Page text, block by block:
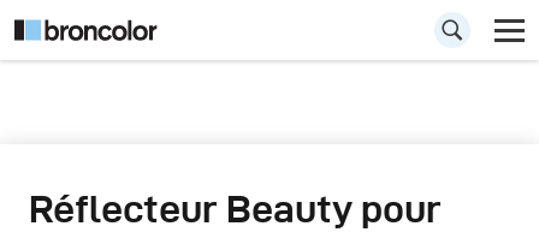
Réflecteur Beauty pour